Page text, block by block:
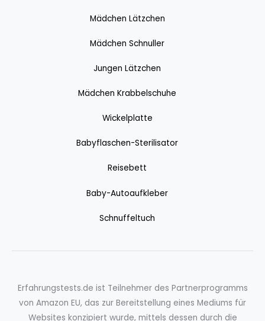
Mädchen Lätzchen
Mädchen Schnuller
Jungen Lätzchen
Mädchen Krabbelschuhe
Wickelplatte
Babyflaschen-Sterilisator
Reisebett
Baby-Autoaufkleber
Schnuffeltuch
Erfahrungstests.de ist Teilnehmer des Partnerprogramms
von Amazon EU, das zur Bereitstellung eines Mediums für
Websites konzipiert wurde, mittels dessen durch die